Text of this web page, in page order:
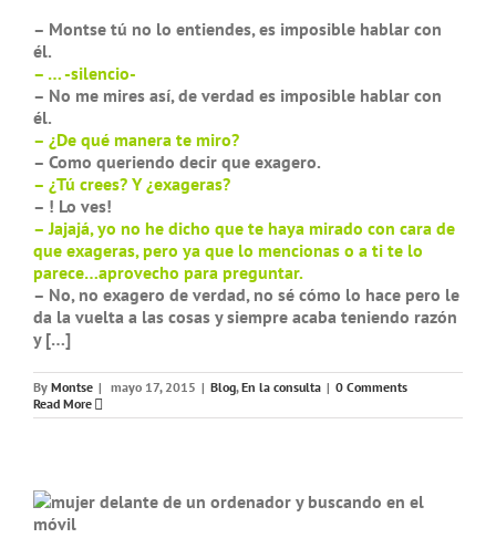
– Montse tú no lo entiendes, es imposible hablar con
él.
– … -silencio-
– No me mires así, de verdad es imposible hablar con
él.
– ¿De qué manera te miro?
– Como queriendo decir que exagero.
– ¿Tú crees? Y ¿exageras?
– ! Lo ves!
– Jajajá, yo no he dicho que te haya mirado con cara de
que exageras, pero ya que lo mencionas o a ti te lo
parece…aprovecho para preguntar.
– No, no exagero de verdad, no sé cómo lo hace pero le
da la vuelta a las cosas y siempre acaba teniendo razón
y […]
By Montse | mayo 17, 2015 | Blog,En la consulta | 0 Comments
Read More